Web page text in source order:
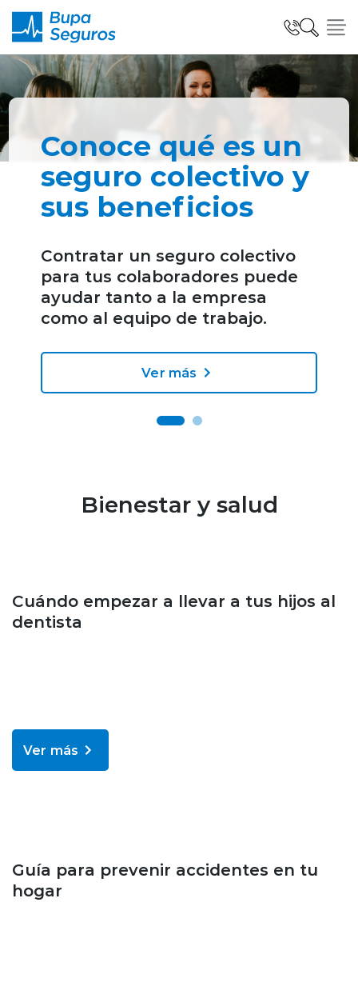
Seguros para Personas
Seguros para Empresas
Centro de Ayuda
modo claro
Conoce qué es un
seguro colectivo y
sus beneficios
Contratar un seguro colectivo
para tus colaboradores puede
ayudar tanto a la empresa
como al equipo de trabajo.
Ver más
Bienestar y salud
Cuándo empezar a llevar a tus hijos al
dentista
Ver más
Guía para prevenir accidentes en tu
hogar